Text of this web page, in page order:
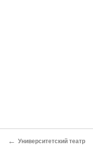
← Университетский театр